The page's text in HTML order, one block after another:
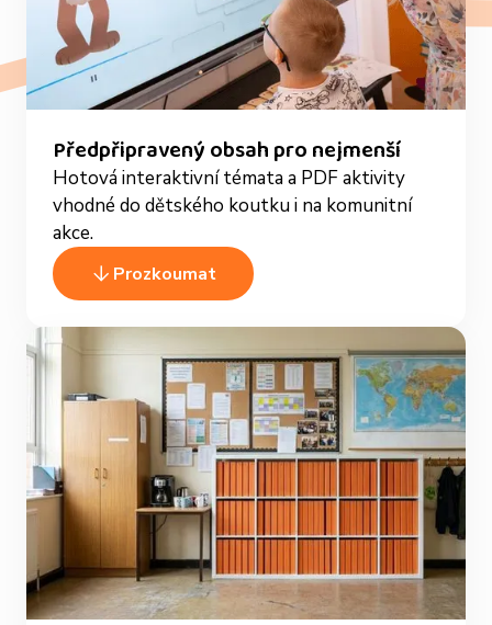
Předpřipravený obsah pro nejmenší
Hotová interaktivní témata a PDF aktivity
vhodné do dětského koutku i na komunitní
akce.
Prozkoumat